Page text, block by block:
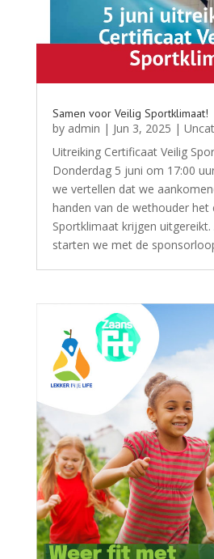
Samen voor Veilig Sportklimaat!
by admin | Jun 3, 2025 |
Uitreiking Certificaat Veilig
Donderdag 5 juni om 17:00
we vertellen dat we
handen van de wethouder het
Sportklimaat krijgen uitgereikt.
starten we met de